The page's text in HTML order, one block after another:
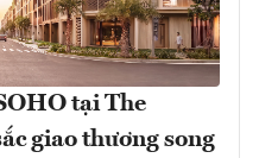
tại The
giao thương song